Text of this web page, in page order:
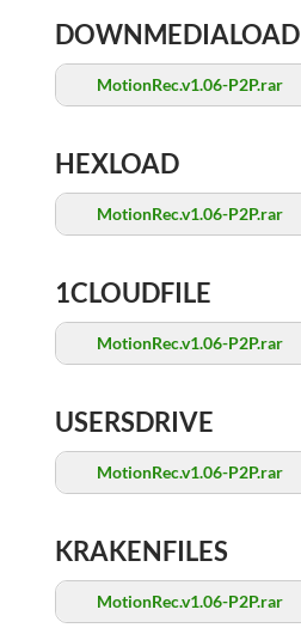
DOWNMEDIALOAD
MotionRec.v1.06-P2P.rar
HEXLOAD
MotionRec.v1.06-P2P.rar
1CLOUDFILE
MotionRec.v1.06-P2P.rar
USERSDRIVE
MotionRec.v1.06-P2P.rar
KRAKENFILES
MotionRec.v1.06-P2P.rar